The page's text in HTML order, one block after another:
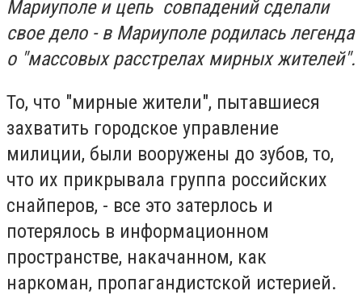
Мариуполе и цепь совпадений сделали
свое дело - в Мариуполе родилась легенда
о "массовых расстрелах мирных жителей".
То, что "мирные жители", пытавшиеся
захватить городское управление
милиции, были вооружены до зубов, то,
что их прикрывала группа российских
снайперов, - все это затерлось и
потерялось в информационном
пространстве, накачанном, как
наркоман, пропагандистской истерией.